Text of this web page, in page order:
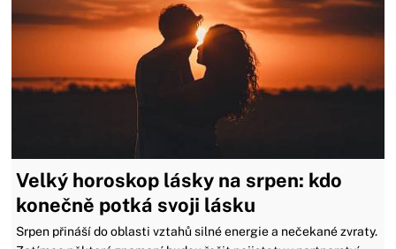
Velký horoskop lásky na srpen: kdo
konečně potká svoji lásku
Srpen přináší do oblasti vztahů silné energie a nečekané zvraty.